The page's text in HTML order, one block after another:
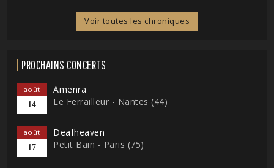
Voir toutes les chroniques
PROCHAINS CONCERTS
août
14
Amenra
Le Ferrailleur - Nantes (44)
août
17
Deafheaven
Petit Bain - Paris (75)